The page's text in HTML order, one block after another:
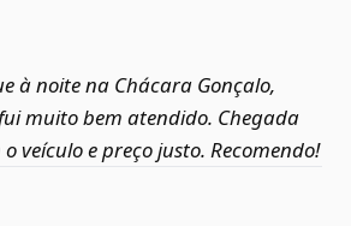
à noite na Chácara Gonçalo,
muito bem atendido. Chegada
veículo e preço justo. Recomendo!